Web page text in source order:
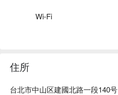
Wi-Fi
住所
台北市中山区建國北路一段140号